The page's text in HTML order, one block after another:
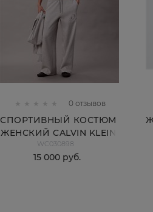
0 отзывов
СПОРТИВНЫЙ КОСТЮМ
ЖЕНСКИЙ CALVIN KLEIN
WC030898
15 000 руб.